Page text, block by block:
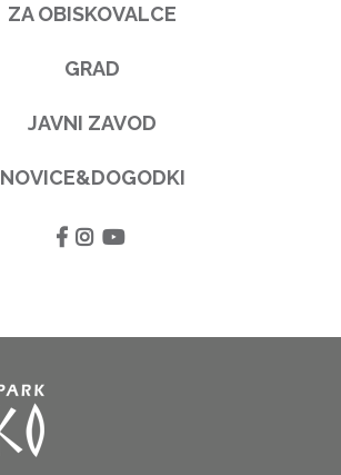
ZA OBISKOVALCE
GRAD
JAVNI ZAVOD
NOVICE&DOGODKI